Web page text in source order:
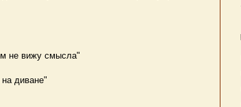
не вижу смысла"
диване"